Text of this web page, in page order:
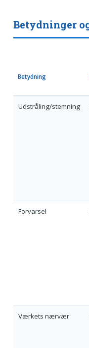
Betydninger
Betydning
Udstråling/stemning
Forvarsel
Værkets nærvær